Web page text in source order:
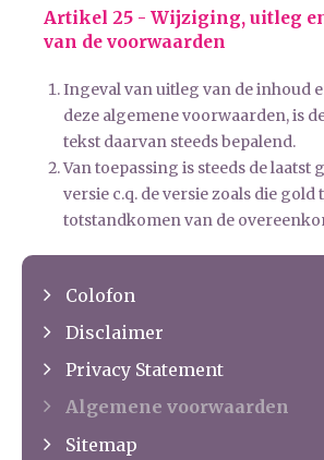
Artikel 25 - Wijziging, uitleg
van de voorwaarden
Ingeval van uitleg van de inhoud
deze algemene voorwaarden, is
tekst daarvan steeds bepalend.
Van toepassing is steeds de laatst
versie c.q. de versie zoals die gold
totstandkomen van de
Colofon
Disclaimer
Privacy Statement
Algemene voorwaarden
Sitemap